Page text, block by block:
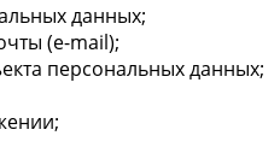
данных;
(e-mail);
персональных данных;